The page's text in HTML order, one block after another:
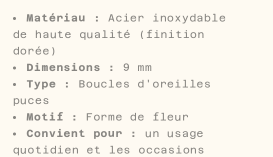
Matériau :
Acier inoxydable
de haute qualité (finition
dorée)
Dimensions :
9 mm
Type :
Boucles d'oreilles
puces
Motif :
Forme de fleur
Convient pour :
un usage
quotidien et les occasions